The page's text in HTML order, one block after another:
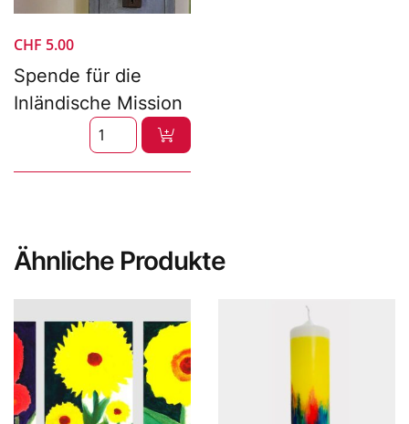
CHF 5.00
Spende für die
Inländische Mission
Ähnliche Produkte